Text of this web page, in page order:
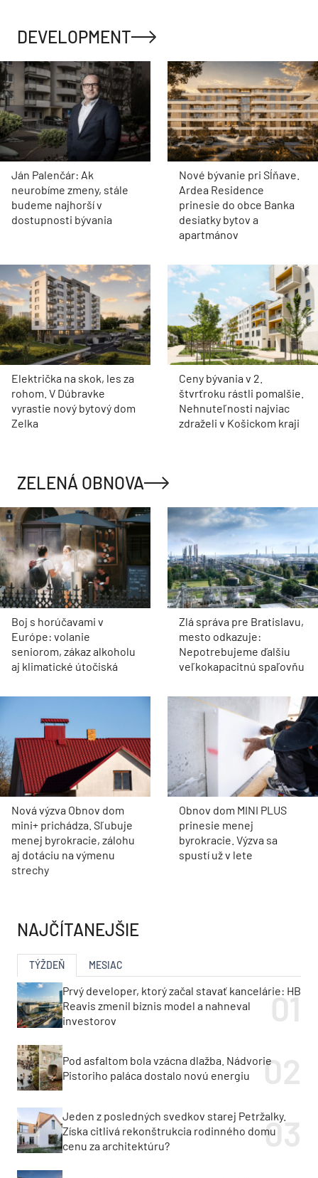
DEVELOPMENT
Ján Palenčár: Ak
neurobíme zmeny, stále
budeme najhorší v
dostupnosti bývania
Nové bývanie pri Sĺňave.
Ardea Residence
prinesie do obce Banka
desiatky bytov a
apartmánov
Električka na skok, les za
rohom. V Dúbravke
vyrastie nový bytový dom
Zelka
Ceny bývania v 2.
štvrťroku rástli pomalšie.
Nehnuteľnosti najviac
zdraželi v Košickom kraji
ZELENÁ OBNOVA
Boj s horúčavami v
Európe: volanie
seniorom, zákaz alkoholu
aj klimatické útočiská
Zlá správa pre Bratislavu,
mesto odkazuje:
Nepotrebujeme ďalšiu
veľkokapacitnú spaľovňu
Nová výzva Obnov dom
mini+ prichádza. Sľubuje
menej byrokracie, zálohu
aj dotáciu na výmenu
strechy
Obnov dom MINI PLUS
prinesie menej
byrokracie. Výzva sa
spustí už v lete
NAJČÍTANEJŠIE
TÝŽDEŇ MESIAC
Prvý developer, ktorý začal stavať kancelárie: HB
Reavis zmenil biznis model a nahneval
investorov
Pod asfaltom bola vzácna dlažba. Nádvorie
Pistoriho paláca dostalo novú energiu
Jeden z posledných svedkov starej Petržalky.
Získa citlivá rekonštrukcia rodinného domu
cenu za architektúru?